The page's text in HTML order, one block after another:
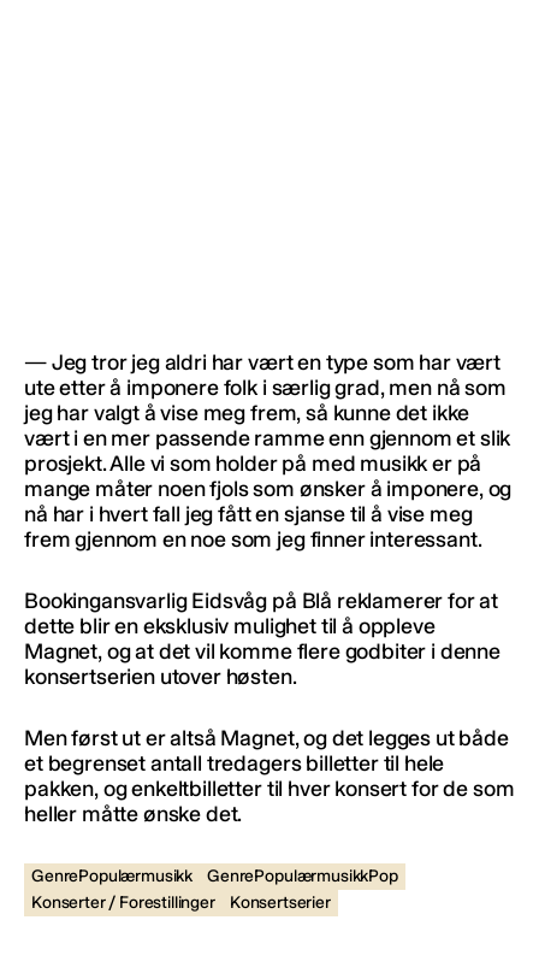
— Jeg tror jeg aldri har vært en type som har vært
ute etter å imponere folk i særlig grad, men nå som
jeg har valgt å vise meg frem, så kunne det ikke
vært i en mer passende ramme enn gjennom et slik
prosjekt. Alle vi som holder på med musikk er på
mange måter noen fjols som ønsker å imponere, og
nå har i hvert fall jeg fått en sjanse til å vise meg
frem gjennom en noe som jeg finner interessant.
Bookingansvarlig Eidsvåg på Blå reklamerer for at
dette blir en eksklusiv mulighet til å oppleve
Magnet, og at det vil komme flere godbiter i denne
konsertserien utover høsten.
Men først ut er altså Magnet, og det legges ut både
et begrenset antall tredagers billetter til hele
pakken, og enkeltbilletter til hver konsert for de som
heller måtte ønske det.
GenrePopulærmusikk
GenrePopulærmusikkPop
Konserter / Forestillinger
Konsertserier